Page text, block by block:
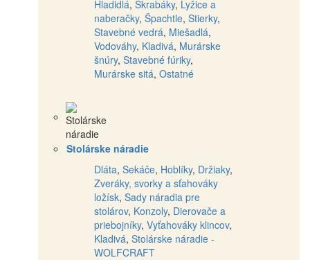
Hladidlá, Škrabáky, Lyžice a
naberačky, Špachtle, Stierky,
Stavebné vedrá, Miešadlá,
Vodováhy, Kladivá, Murárske
šnúry, Stavebné fúriky,
Murárske sitá, Ostatné
Stolárske náradie
Dláta, Sekáče, Hoblíky, Držiaky,
Zveráky, svorky a sťahováky
ložísk, Sady náradia pre
stolárov, Konzoly, Dierovače a
priebojníky, Vyťahováky klincov,
Kladivá, Stolárske náradie -
WOLFCRAFT